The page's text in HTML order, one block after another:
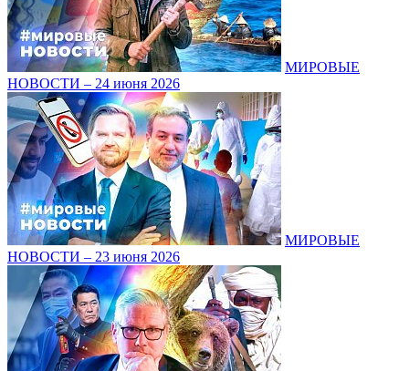
МИРОВЫЕ
НОВОСТИ – 24 июня 2026
МИРОВЫЕ
НОВОСТИ – 23 июня 2026